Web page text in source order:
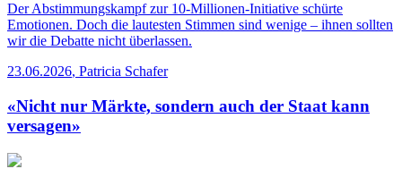
Der Abstimmungskampf zur 10-Millionen-Initiative schürte
Emotionen. Doch die lautesten Stimmen sind wenige – ihnen sollten
wir die Debatte nicht überlassen.
23.06.2026, Patricia Schafer
«Nicht nur Märkte, sondern auch der Staat kann
versagen»